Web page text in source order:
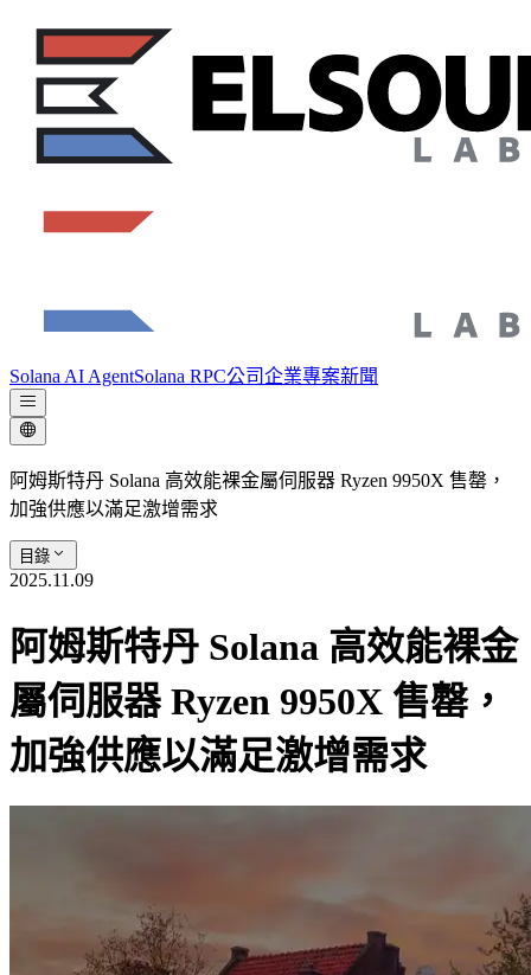
Solana AI AgentSolana RPC公司企業專案新聞
阿姆斯特丹 Solana 高效能裸金屬伺服器 Ryzen 9950X 售罄，
加強供應以滿足激增需求
目錄
2025.11.09
阿姆斯特丹 Solana 高效能裸金
屬伺服器 Ryzen 9950X 售罄，
加強供應以滿足激增需求